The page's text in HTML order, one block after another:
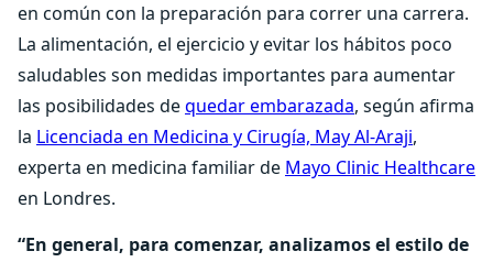
en común con la preparación para correr una carrera.
La alimentación, el ejercicio y evitar los hábitos poco
saludables son medidas importantes para aumentar
las posibilidades dequedar embarazada, según afirma
la Licenciada en Medicina y Cirugía, May Al-Araji,
experta en medicina familiar de Mayo Clinic Healthcare
en Londres.
“En general, para comenzar, analizamos el estilo de